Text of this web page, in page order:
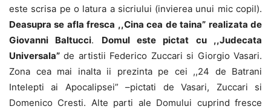
este scrisa pe o latura a sicriului (invierea unui mic copil).
Deasupra se afla fresca ,,Cina cea de taina” realizata de
Giovanni Baltucci. Domul este pictat cu ,,Judecata
Universala” de artistii Federico Zuccari si Giorgio Vasari.
Zona cea mai inalta ii prezinta pe cei ,,24 de Batrani
Intelepti ai Apocalipsei” –pictati de Vasari, Zuccari si
Domenico Cresti. Alte parti ale Domului cuprind fresce